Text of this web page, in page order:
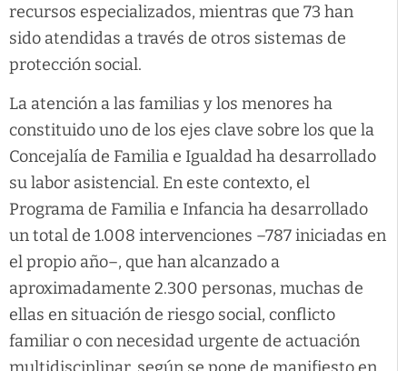
recursos especializados, mientras que 73 han
sido atendidas a través de otros sistemas de
protección social.
La atención a las familias y los menores ha
constituido uno de los ejes clave sobre los que la
Concejalía de Familia e Igualdad ha desarrollado
su labor asistencial. En este contexto, el
Programa de Familia e Infancia ha desarrollado
un total de 1.008 intervenciones –787 iniciadas en
el propio año–, que han alcanzado a
aproximadamente 2.300 personas, muchas de
ellas en situación de riesgo social, conflicto
familiar o con necesidad urgente de actuación